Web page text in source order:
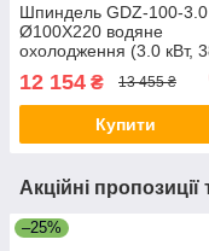
Шпиндель GDZ-100-3.0
Ø100Х220 водяне
охолодження (3.0 кВт,
12 154 ₴ 13 455 ₴
Купити
Акційні
–25%